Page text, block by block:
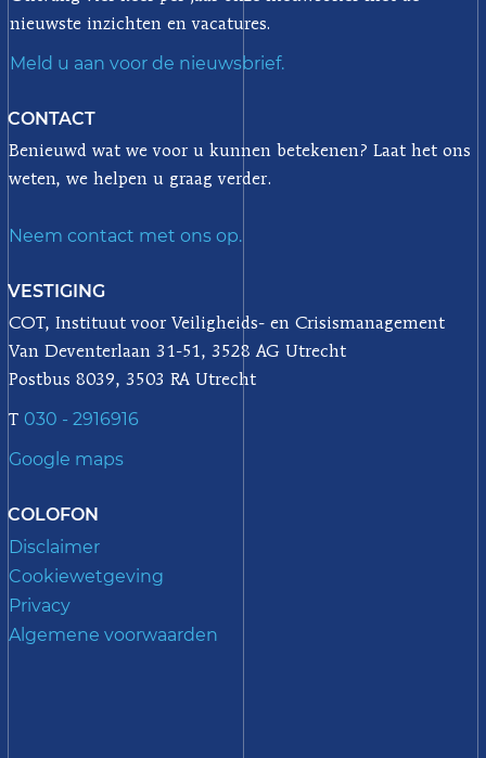
nieuwste inzichten en vacatures.
Meld u aan voor de nieuwsbrief.
CONTACT
Benieuwd wat we voor u kunnen betekenen? Laat het ons
weten, we helpen u graag verder.
Neem contact met ons op.
VESTIGING
COT, Instituut voor Veiligheids- en Crisismanagement
Van Deventerlaan 31-51, 3528 AG Utrecht
Postbus 8039, 3503 RA Utrecht
T 030 - 2916916
Google maps
COLOFON
Disclaimer
Cookiewetgeving
Privacy
Algemene voorwaarden